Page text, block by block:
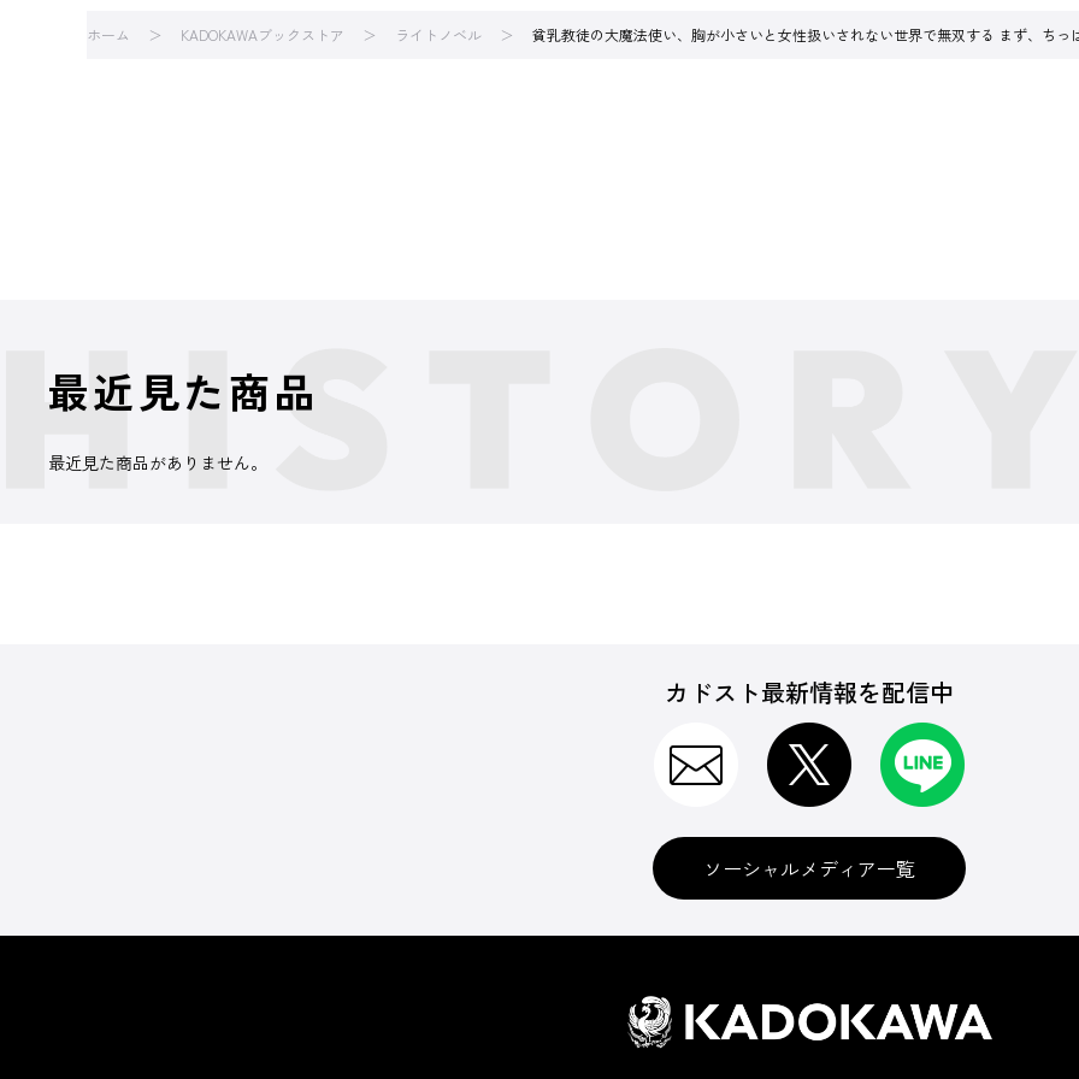
ホーム KADOKAWAブックストア ライトノベル 貧乳教徒の大魔法使い、胸が小さいと女性扱いされない世界で無双する まず、ちっ
最近見た商品
最近見た商品がありません。
カドスト最新情報を配信中
ソーシャルメディア一覧